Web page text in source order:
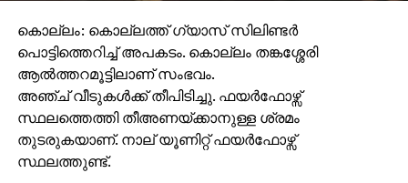
കൊല്ലം: കൊല്ലത്ത് ഗ്യാസ് സിലിണ്ടര്‍
പൊട്ടിത്തെറിച്ച് അപകടം. കൊല്ലം തങ്കശ്ശേരി
ആല്‍ത്തറമൂട്ടിലാണ് സംഭവം.
അഞ്ച് വീടുകള്‍ക്ക് തീപിടിച്ചു. ഫയര്‍ഫോഴ്സ്
സ്ഥലത്തെത്തി തീഅണയ്ക്കാനുള്ള ശ്രമം
തുടരുകയാണ്. നാല് യൂണിറ്റ് ഫയര്‍ഫോഴ്സ്
സ്ഥലത്തുണ്ട്.